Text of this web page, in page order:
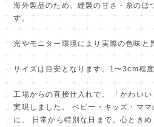
海外製品のため、縫製の甘さ・糸のほ
す。
光やモニター環境により実際の色味と
サイズは目安となります。1〜3cm程
工場からの直接仕入れで、 「かわい
実現しました。 ベビー・キッズ・マ
に。 日常から特別な日まで、心とき